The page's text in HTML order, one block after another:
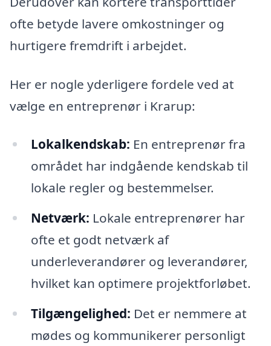
ofte betyde lavere omkostninger og
hurtigere fremdrift i arbejdet.
Her er nogle yderligere fordele ved at
vælge en entreprenør i Krarup:
Lokalkendskab: En entreprenør fra
området har indgående kendskab til
lokale regler og bestemmelser.
Netværk: Lokale entreprenører har
ofte et godt netværk af
underleverandører og leverandører,
hvilket kan optimere projektforløbet.
Tilgængelighed: Det er nemmere at
mødes og kommunikerer personligt